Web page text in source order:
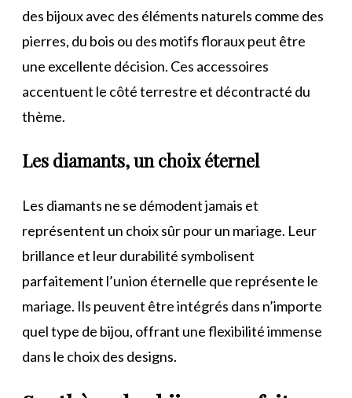
des bijoux avec des éléments naturels comme des
pierres, du bois ou des motifs floraux peut être
une excellente décision. Ces accessoires
accentuent le côté terrestre et décontracté du
thème.
Les diamants, un choix éternel
Les diamants ne se démodent jamais et
représentent un choix sûr pour un mariage. Leur
brillance et leur durabilité symbolisent
parfaitement l’union éternelle que représente le
mariage. Ils peuvent être intégrés dans n’importe
quel type de bijou, offrant une flexibilité immense
dans le choix des designs.